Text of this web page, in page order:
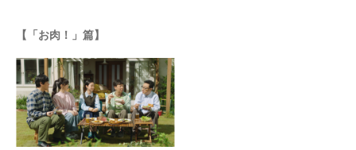
【「お肉！」篇】